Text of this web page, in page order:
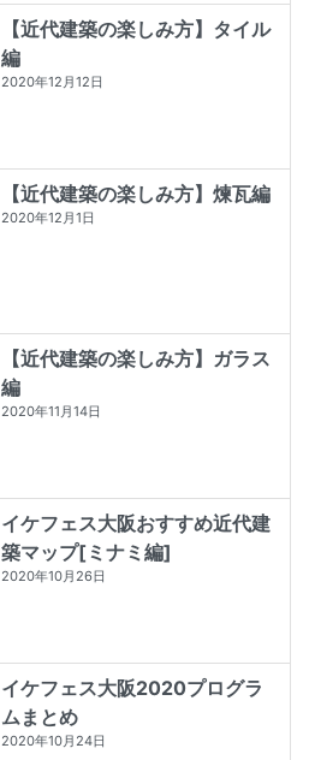
【近代建築の楽しみ方】タイル
編
2020年12月12日
【近代建築の楽しみ方】煉瓦編
2020年12月1日
【近代建築の楽しみ方】ガラス
編
2020年11月14日
イケフェス大阪おすすめ近代建
築マップ[ミナミ編]
2020年10月26日
イケフェス大阪2020プログラ
ムまとめ
2020年10月24日